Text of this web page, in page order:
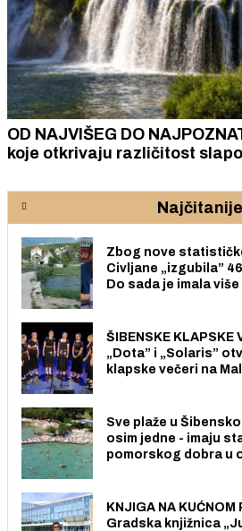
OD NAJVIŠEG DO
koje otkrivaju različitost
Najčitanije
Zbog nove
Civljane „izgubila”
Do sada je imala
ŠIBENSKE KLAPSKE
„Dota” i „Solaris”
klapske večeri na
Sve plaže u
osim jedne - imaju
pomorskog dobra u
KNJIGA NA
Gradska knjižnica